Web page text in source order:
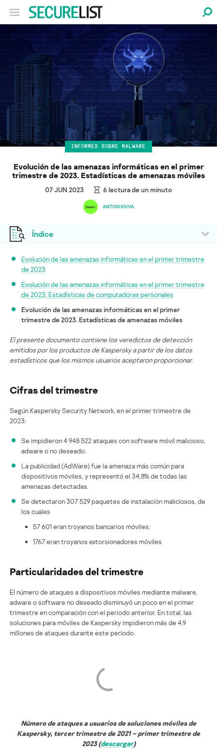
INFORMES SOBRE MALWARE
Evolución de las amenazas informáticas en el primer
trimestre de 2023. Estadísticas de amenazas móviles
07 JUN 2023 6 lectura de un minuto
ANTON KIVVA
Índice
Evolución de las amenazas informáticas en el primer trimestre
de 2023
Evolución de las amenazas informáticas en el primer trimestre
de 2023. Estadísticas de computadoras personales
Evolución de las amenazas informáticas en el primer
trimestre de 2023. Estadísticas de amenazas móviles
El presente documento contiene los veredictos de detección
emitidos por los productos de Kaspersky a partir de los datos
estadísticos que los mismos usuarios aceptaron proporcionar.
Cifras del trimestre
Según Kaspersky Security Network, en el primer trimestre de
2023:
Se impidieron 4 948 522 ataques con software móvil malicioso,
adware o no deseado.
La publicidad (AdWare) fue la amenaza más común para
dispositivos móviles, y representó el 34,8% de todas las
amenazas detectadas.
Se detectaron 307 529 paquetes de instalación maliciosos, de
los cuales
57 601 eran troyanos bancarios móviles;
1767 eran troyanos extorsionadores móviles.
Particularidades del trimestre
El número de ataques a dispositivos móviles mediante malware,
adware o software no deseado disminuyó un poco en el primer
trimestre en comparación con el periodo anterior. En total, las
soluciones para móviles de Kaspersky impidieron más de 4,9
millones de ataques durante este periodo.
Número de ataques a usuarios de soluciones móviles de
Kaspersky, tercer trimestre de 2021 – primer trimestre de
2023 (descargar)